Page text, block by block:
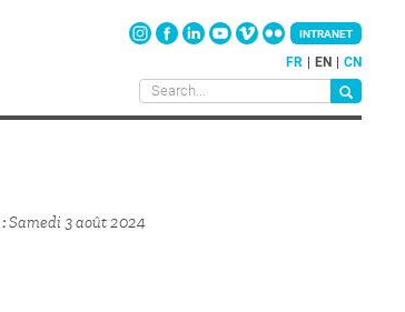
FR EN CN
INTRANET
Samedi 3 août 2024